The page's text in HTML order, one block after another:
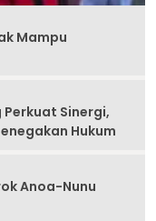
Mampu
Sinergi,
Hukum
Anoa-Nunu